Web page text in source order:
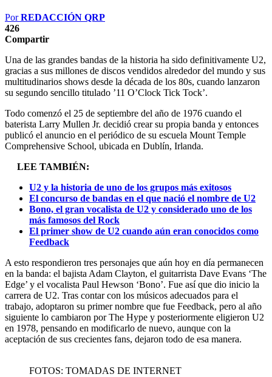
PorREDACCIÓN QRP
426
Compartir
Una de las grandes bandas de la historia ha sido definitivamente U2,
gracias a sus millones de discos vendidos alrededor del mundo y sus
multitudinarios shows desde la década de los 80s, cuando lanzaron
su segundo sencillo titulado ’11 O’Clock Tick Tock’.
Todo comenzó el 25 de septiembre del año de 1976 cuando el
baterista Larry Mullen Jr. decidió crear su propia banda y entonces
publicó el anuncio en el periódico de su escuela Mount Temple
Comprehensive School, ubicada en Dublín, Irlanda.
LEE TAMBIÉN:
U2 y la historia de uno de los grupos más exitosos
El concurso de bandas en el que nació el nombre de U2
Bono, el gran vocalista de U2 y considerado uno de los
más famosos del Rock
El primer show de U2 cuando aún eran conocidos como
Feedback
A esto respondieron tres personajes que aún hoy en día permanecen
en la banda: el bajista Adam Clayton, el guitarrista Dave Evans ‘The
Edge’ y el vocalista Paul Hewson ‘Bono’. Fue así que dio inicio la
carrera de U2. Tras contar con los músicos adecuados para el
trabajo, adoptaron su primer nombre que fue Feedback, pero al año
siguiente lo cambiaron por The Hype y posteriormente eligieron U2
en 1978, pensando en modificarlo de nuevo, aunque con la
aceptación de sus crecientes fans, dejaron todo de esa manera.
FOTOS: TOMADAS DE INTERNET